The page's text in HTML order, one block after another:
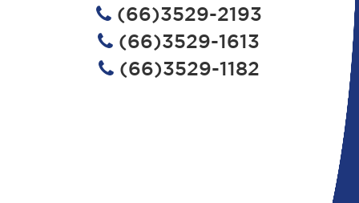
(66)3529-2193
(66)3529-1613
(66)3529-1182